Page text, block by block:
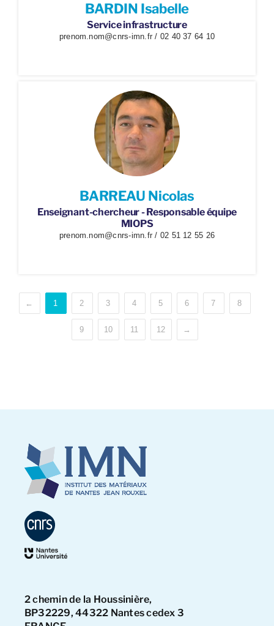
BARDIN Isabelle
Service infrastructure
prenom.nom@cnrs-imn.fr / 02 40 37 64 10
BARREAU Nicolas
Enseignant-chercheur - Responsable équipe
MIOPS
prenom.nom@cnrs-imn.fr / 02 51 12 55 26
← 1 2 3 4 5 6 7 8
9 10 11 12 →
2 chemin de la Houssinière,
BP32229, 44322 Nantes cedex 3